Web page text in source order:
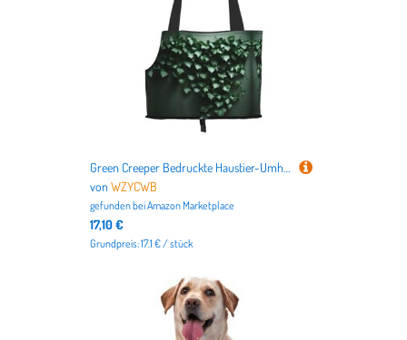
Green Creeper Bedruckte Haustier-Umhängetasche zum Ausgehen – kleine Hunde und Katzen Doppelzweck-Umhängetasche
vonWZYCWB
gefunden beiAmazon Marketplace
17,10 €
Grundpreis: 17.1 € / stück